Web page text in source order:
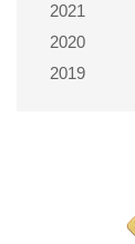
2021
2020
2019